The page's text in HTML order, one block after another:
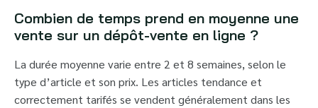
Combien de temps prend en moyenne une
vente sur un dépôt-vente en ligne ?
La durée moyenne varie entre 2 et 8 semaines, selon le
type d’article et son prix. Les articles tendance et
correctement tarifés se vendent généralement dans les